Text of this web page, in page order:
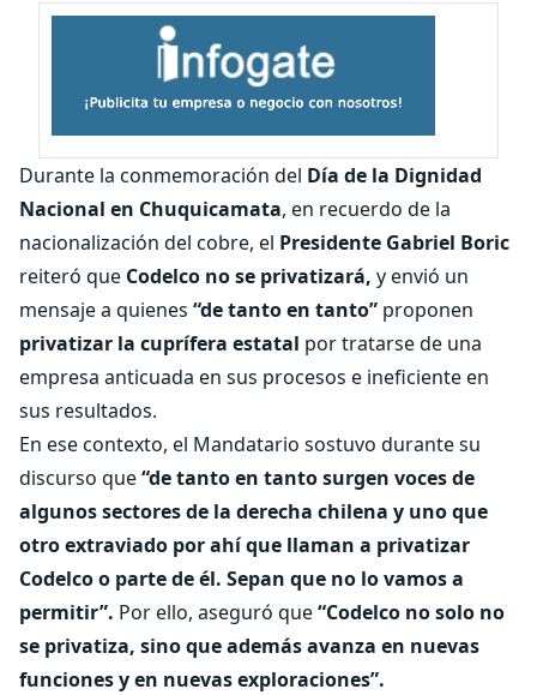
Durante la conmemoración del Día de la Dignidad
Nacional en Chuquicamata, en recuerdo de la
nacionalización del cobre, el Presidente Gabriel Boric
reiteró que Codelco no se privatizará, y envió un
mensaje a quienes “de tanto en tanto” proponen
privatizar la cuprífera estatal por tratarse de una
empresa anticuada en sus procesos e ineficiente en
sus resultados.
En ese contexto, el Mandatario sostuvo durante su
discurso que“de tanto en tanto surgen voces de
algunos sectores de la derecha chilena y uno que
otro extraviado por ahí que llaman a privatizar
Codelco o parte de él. Sepan que no lo vamos a
permitir”. Por ello, aseguró que“Codelco no solo no
se privatiza, sino que además avanza en nuevas
funciones y en nuevas exploraciones”.